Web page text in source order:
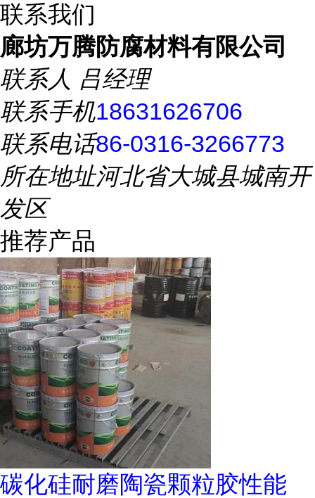
联系我们
廊坊万腾防腐材料有限公司
联系人 吕经理
联系手机18631626706
联系电话86-0316-3266773
所在地址河北省大城县城南开
发区
推荐产品
碳化硅耐磨陶瓷颗粒胶性能